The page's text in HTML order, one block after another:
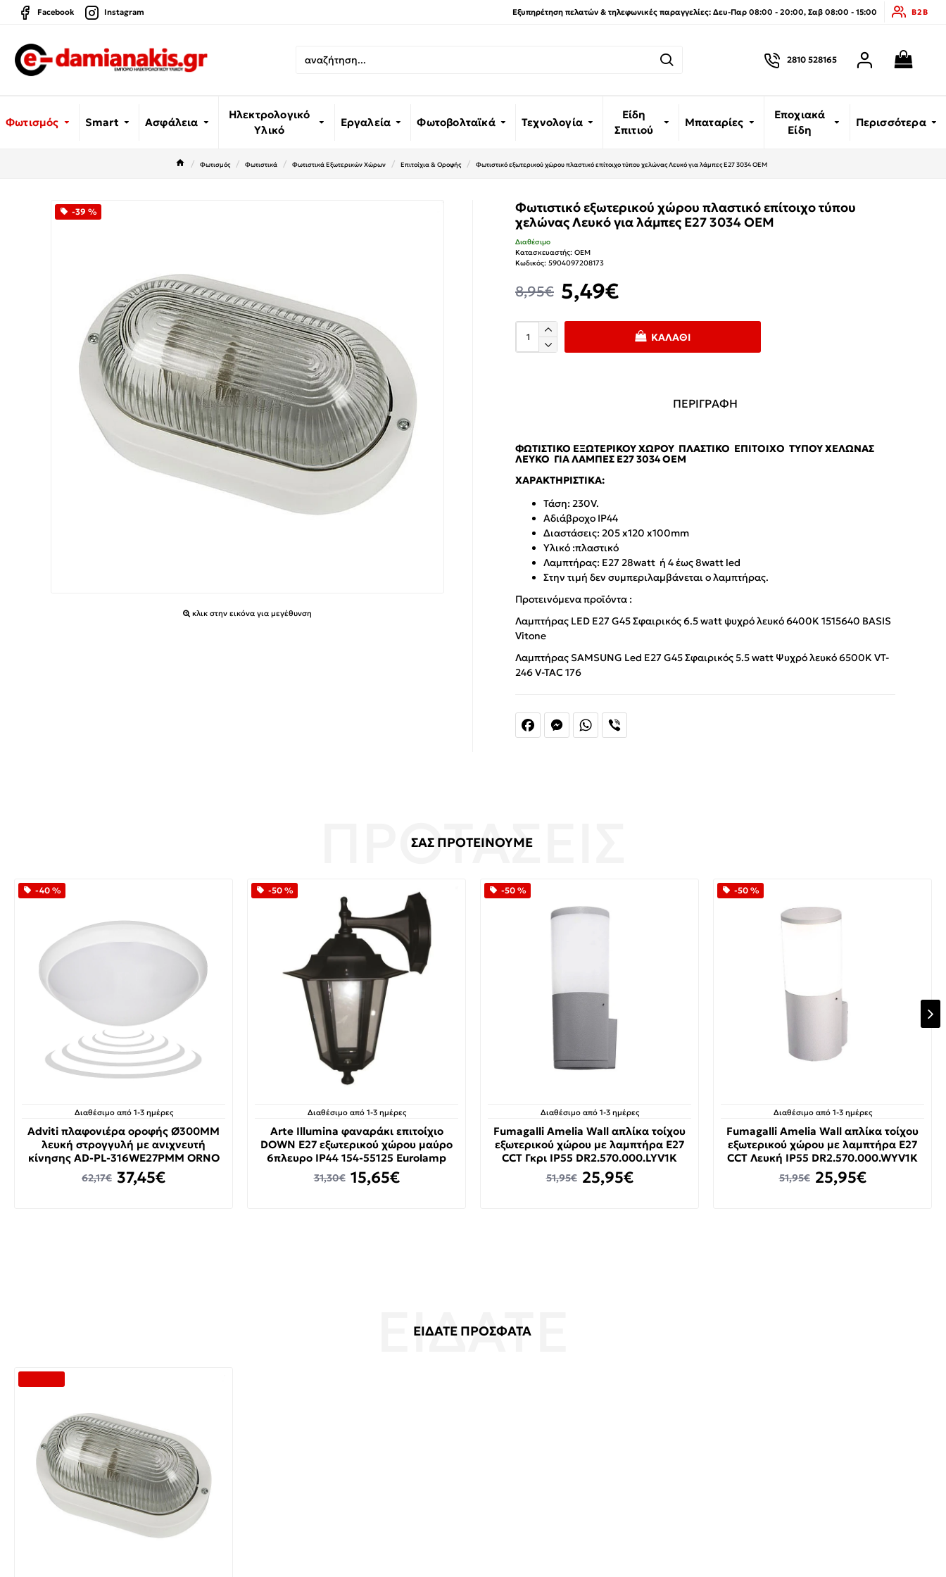
Facebook Instagram Εξυπηρέτηση πελατών & τηλεφωνικές παραγγελίες: Δευ-Παρ 08:00 - 20:00, Σαβ 08:00 - 15:00 B2B
2810 528165
Φωτισμός Smart Ασφάλεια
Ηλεκτρολογικό
Υλικό
Εργαλεία Φωτοβολταϊκά Τεχνολογία
Είδη
Σπιτιού
Μπαταρίες
Εποχιακά
Είδη
Περισσότερα
Φωτισμός Φωτιστικά Φωτιστικά Εξωτερικών Χώρων Επιτοίχια & Οροφής Φωτιστικό εξωτερικού χώρου πλαστικό επίτοιχο τύπου χελώνας Λευκό για λάμπες E27 3034 ΟΕΜ
-39 %
κλικ στην εικόνα για μεγέθυνση
Φωτιστικό εξωτερικού χώρου πλαστικό επίτοιχο τύπου
χελώνας Λευκό για λάμπες E27 3034 ΟΕΜ
5,49€
8,95€
Διαθέσιμο
Κατασκευαστής: OEM
Κωδικός: 5904097208173
ΚΑΛΆΘΙ
FacebookMessengerWhatsApp
ΠΕΡΙΓΡΑΦΗ
ΦΩΤΙΣΤΙΚΌ ΕΞΩΤΕΡΙΚΟΎ ΧΏΡΟΥ ΠΛΑΣΤΙΚΌ ΕΠΊΤΟΙΧΟ ΤΎΠΟΥ ΧΕΛΏΝΑΣ
ΛΕΥΚΌ ΓΙΑ ΛΆΜΠΕΣ E27 3034 ΟΕΜ
ΧΑΡΑΚΤΗΡΙΣΤΙΚΆ:
Τάση: 230V.
Αδιάβροχο IP44
Διαστάσεις: 205 x120 x100mm
Υλικό :πλαστικό
Λαμπτήρας: E27 28watt ή 4 έως 8watt led
Στην τιμή δεν συμπεριλαμβάνεται o λαμπτήρας.
Προτεινόμενα προϊόντα :
Λαμπτήρας LED E27 G45 Σφαιρικός 6.5 watt ψυχρό λευκό 6400Κ 1515640 BASIS
Vitone
Λαμπτήρας SAMSUNG Led E27 G45 Σφαιρικός 5.5 watt Ψυχρό λευκό 6500K VT-
246 V-TAC 176
ΣΑΣ ΠΡΟΤΕΙΝΟΥΜΕ
-40 %
Διαθέσιμο από 1-3 ημέρες
Adviti πλαφονιέρα οροφής Ø300MM
λευκή στρογγυλή με ανιχνευτή
κίνησης AD-PL-316WE27PMM ORNO
37,45€
62,17€
-50 %
Διαθέσιμο από 1-3 ημέρες
Arte Illumina φαναράκι επιτοίχιο
DOWN E27 εξωτερικού χώρου μαύρο
6πλευρο IP44 154-55125 Eurolamp
15,65€
31,30€
-50 %
Διαθέσιμο από 1-3 ημέρες
Fumagalli Amelia Wall απλίκα τοίχου
εξωτερικού χώρου με λαμπτήρα E27
CCT Γκρι IP55 DR2.570.000.LYV1K
25,95€
51,95€
-50 %
Διαθέσιμο από 1-3 ημέρες
Fumagalli Amelia Wall απλίκα τοίχου
εξωτερικού χώρου με λαμπτήρα E27
CCT Λευκή IP55 DR2.570.000.WYV1K
25,95€
51,95€
ΕΙΔΑΤΕ ΠΡΟΣΦΑΤΑ